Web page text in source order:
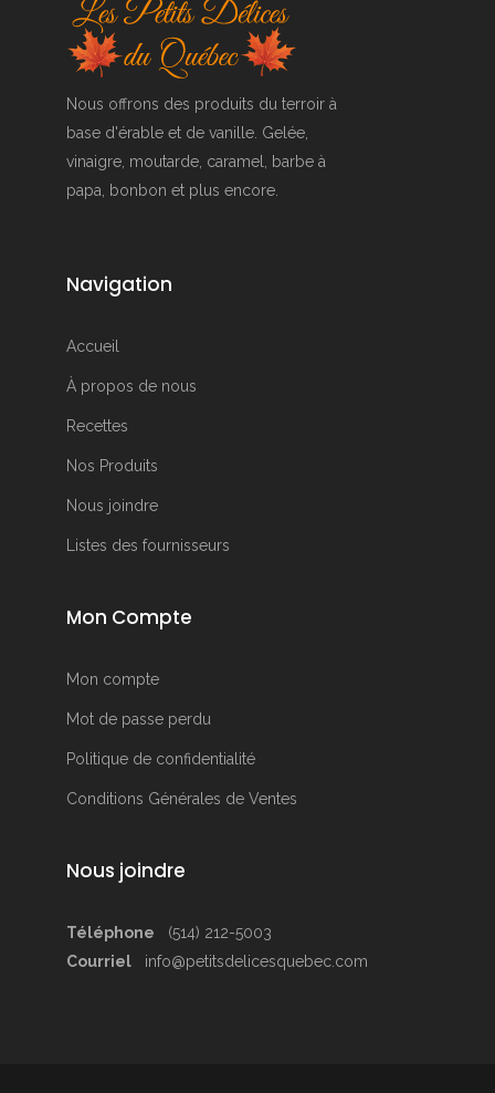
Nous offrons des produits du terroir à
base d'érable et de vanille. Gelée,
vinaigre, moutarde, caramel, barbe à
papa, bonbon et plus encore.
Navigation
Accueil
À propos de nous
Recettes
Nos Produits
Nous joindre
Listes des fournisseurs
Mon Compte
Mon compte
Mot de passe perdu
Politique de confidentialité
Conditions Générales de Ventes
Nous joindre
Téléphone
(514) 212-5003
Courriel
info@petitsdelicesquebec.com